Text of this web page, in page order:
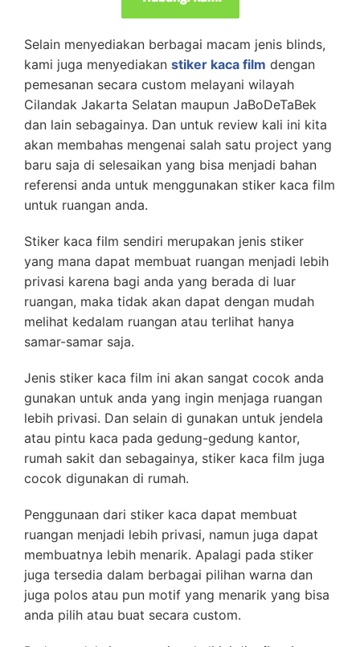
Selain menyediakan berbagai macam jenis blinds,
kami juga menyediakan stiker kaca film dengan
pemesanan secara custom melayani wilayah
Cilandak Jakarta Selatan maupun JaBoDeTaBek
dan lain sebagainya. Dan untuk review kali ini kita
akan membahas mengenai salah satu project yang
baru saja di selesaikan yang bisa menjadi bahan
referensi anda untuk menggunakan stiker kaca film
untuk ruangan anda.
Stiker kaca film sendiri merupakan jenis stiker
yang mana dapat membuat ruangan menjadi lebih
privasi karena bagi anda yang berada di luar
ruangan, maka tidak akan dapat dengan mudah
melihat kedalam ruangan atau terlihat hanya
samar-samar saja.
Jenis stiker kaca film ini akan sangat cocok anda
gunakan untuk anda yang ingin menjaga ruangan
lebih privasi. Dan selain di gunakan untuk jendela
atau pintu kaca pada gedung-gedung kantor,
rumah sakit dan sebagainya, stiker kaca film juga
cocok digunakan di rumah.
Penggunaan dari stiker kaca dapat membuat
ruangan menjadi lebih privasi, namun juga dapat
membuatnya lebih menarik. Apalagi pada stiker
juga tersedia dalam berbagai pilihan warna dan
juga polos atau pun motif yang menarik yang bisa
anda pilih atau buat secara custom.